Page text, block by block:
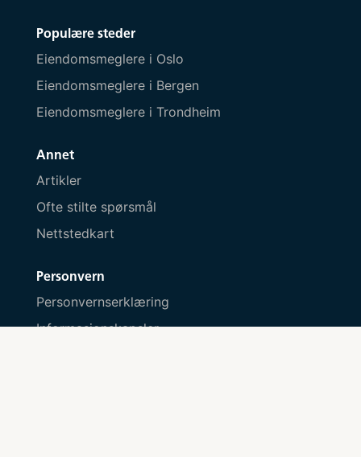
Populære steder
Eiendomsmeglere i Oslo
Eiendomsmeglere i Bergen
Eiendomsmeglere i Trondheim
Annet
Artikler
Ofte stilte spørsmål
Nettstedkart
Personvern
Personvernserklæring
Informasjonskapsler